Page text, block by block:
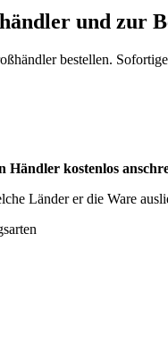
und zur
bestellen.
Händler kostenlos
Länder er die Ware